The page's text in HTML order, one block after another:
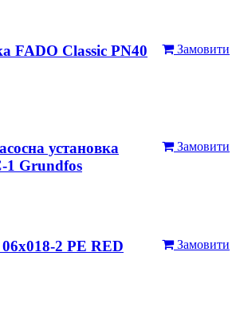
Замовити
FADO Classic PN40
Замовити
установка
1 Grundfos
Замовити
2 РЕ RED